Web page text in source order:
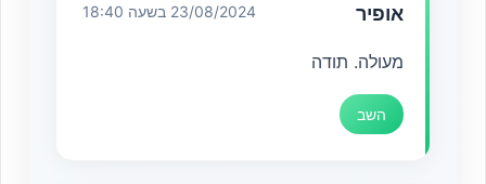
אופיר 23/08/2024 בשעה 18:40
מעולה. תודה
השב